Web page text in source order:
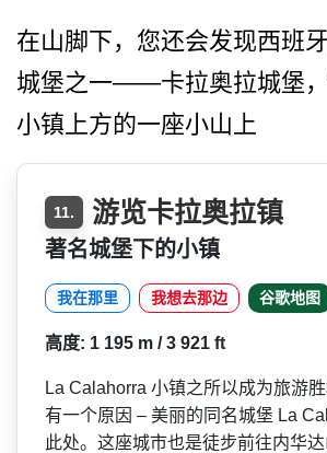
在山脚下，您还会发现西班
城堡之一——卡拉奥拉城堡
小­镇上方的一座小山上
11. 游览卡拉奥拉镇
著名城堡下的小镇
我在那里 我想去那边 谷歌地图
高度: 1 195 m / 3 921 ft
La Calahorra 小镇之所以成为旅游
有一个原因 – 美丽的同名城堡 La
此处。这座城市也是徒­步前往内华